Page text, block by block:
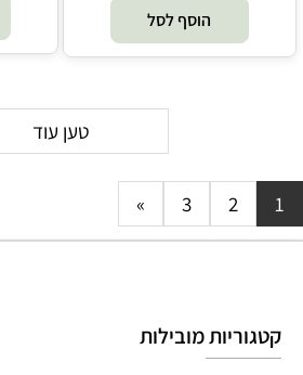
הוסף לסל
טען עוד
1
2
3
»
קטגוריות מובילות